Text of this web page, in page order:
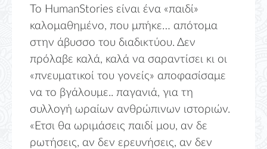
Το HumanStories είναι ένα «παιδί»
καλομαθημένο, που μπήκε… απότομα
στην άβυσσο του διαδικτύου. Δεν
πρόλαβε καλά, καλά να σαραντίσει κι οι
«πνευματικοί του γονείς» αποφασίσαμε
να το βγάλουμε.. παγανιά, για τη
συλλογή ωραίων ανθρώπινων ιστοριών.
«Ετσι θα ωριμάσεις παιδί μου, αν δε
ρωτήσεις, αν δεν ερευνήσεις, αν δεν